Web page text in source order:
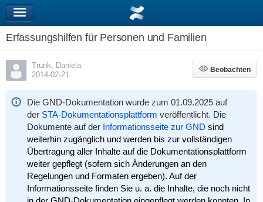
Erfassungshilfen für Personen und Familien
Trunk, Daniela
2014-02-21
Beobachten
Beobachten
Die GND-Dokumentation wurde zum 01.09.2025 auf
der STA-Dokumentationsplattform veröffentlicht. Die
Dokumente auf der Informationsseite zur GND sind
weiterhin zugänglich und werden bis zur vollständigen
Übertragung aller Inhalte auf die Dokumentationsplattform
weiter gepflegt (sofern sich Änderungen an den
Regelungen und Formaten ergeben). Auf der
Informationsseite finden Sie u. a. die Inhalte, die noch nicht